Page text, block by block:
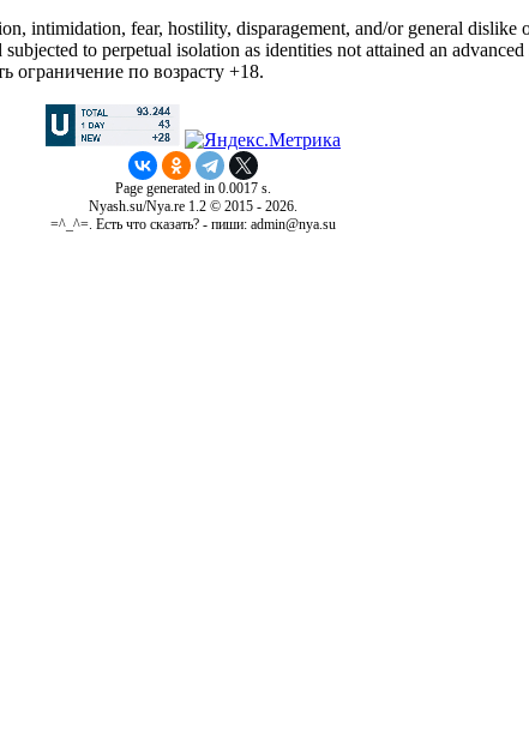
intimidation, fear, hostility, disparagement, and/or general dislike
to perpetual isolation as identities not attained an
ограничение по возрасту +18.
Page generated in 0.0017 s.
Nyash.su/Nya.re 1.2 © 2015 - 2026.
=^_^=. Есть что сказать? - пиши: admin@nya.su